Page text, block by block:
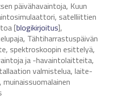
päivähavaintoja, Kuun
satelliittien
[blogikirjoitus],
Tähtiharrastuspäivän
spektroskoopin esittelyä,
ja -havaintolaitteita,
valmistelua, laite-